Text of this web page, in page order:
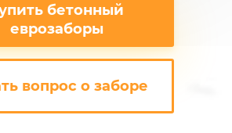
бетонный
еврозаборы
вопрос о заборе